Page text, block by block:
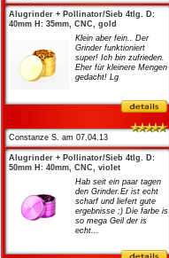
Alugrinder + Pollinator/Sieb 4tlg. D:
40mm H: 35mm, CNC, gold
Klein aber fein.. Der
Grinder funktioniert
super! Ich bin zufrieden.
Eher für kleinere Mengen
gedacht! Lg
Constanze S. am 07.04.13
Alugrinder + Pollinator/Sieb 4tlg. D:
50mm H: 40mm, CNC, violet
Hab seit ein paar tagen
den Grinder.Er ist echt
scharf und liefert gute
ergebnisse ;) Die farbe is
so mega Geil der is
echt...